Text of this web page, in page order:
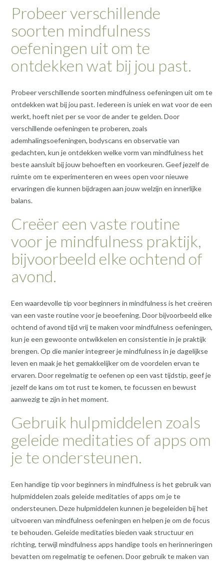
Probeer verschillende
soorten mindfulness
oefeningen uit om te
ontdekken wat bij jou past.
Probeer verschillende soorten mindfulness oefeningen uit om te
ontdekken wat bij jou past. Iedereen is uniek en wat voor de een
werkt, hoeft niet per se voor de ander te gelden. Door
verschillende oefeningen te proberen, zoals
ademhalingsoefeningen, bodyscans en observatie van
gedachten, kun je ontdekken welke vorm van mindfulness het
beste aansluit bij jouw behoeften en voorkeuren. Geef jezelf de
ruimte om te experimenteren en wees open voor nieuwe
ervaringen die kunnen bijdragen aan jouw welzijn en innerlijke
balans.
Creëer een vaste routine
voor je mindfulness praktijk,
bijvoorbeeld elke ochtend of
avond.
Een waardevolle tip voor beginners in mindfulness is het creëren
van een vaste routine voor je beoefening. Door bijvoorbeeld elke
ochtend of avond tijd vrij te maken voor mindfulness oefeningen,
kun je een gewoonte ontwikkelen en consistentie in je praktijk
brengen. Op die manier integreer je mindfulness in je dagelijkse
leven en maak je het gemakkelijker om de voordelen ervan te
ervaren. Door regelmatig te oefenen op een vast tijdstip, geef je
jezelf de kans om tot rust te komen, te focussen en bewust
aanwezig te zijn in het moment.
Gebruik hulpmiddelen zoals
geleide meditaties of apps om
je te ondersteunen.
Een handige tip voor beginners in mindfulness is het gebruik van
hulpmiddelen zoals geleide meditaties of apps om je te
ondersteunen. Deze hulpmiddelen kunnen je begeleiden bij het
uitvoeren van mindfulness oefeningen en helpen je om de focus
te behouden. Geleide meditaties bieden vaak structuur en
richting, terwijl mindfulness apps handige tools en herinneringen
bevatten om regelmatig te oefenen. Door gebruik te maken van